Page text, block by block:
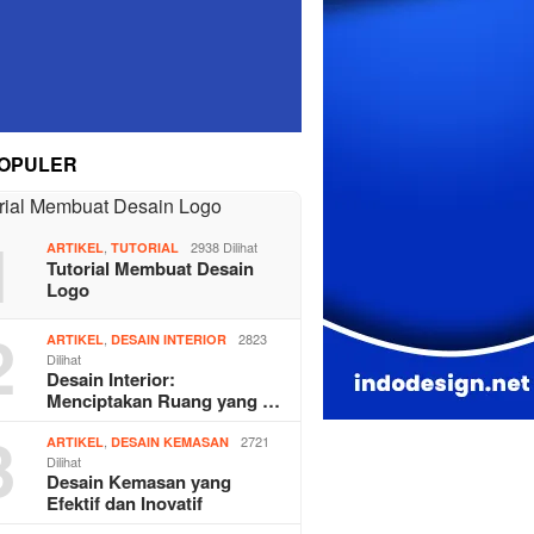
ARTIKEL,TUTORIAL 2938 Dilihat
Tutorial Membuat Desain
Logo
ARTIKEL,DESAIN INTERIOR
2823
Dilihat
Desain Interior:
Menciptakan Ruang yang …
ARTIKEL,DESAIN KEMASAN
2721
Dilihat
Desain Kemasan yang
Efektif dan Inovatif